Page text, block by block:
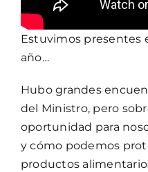
Estuvimos presentes
año…
Hubo grandes
del Ministro, pero
oportunidad para
y cómo podemos
productos